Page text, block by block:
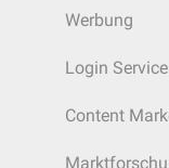
Werbung
Login
Content